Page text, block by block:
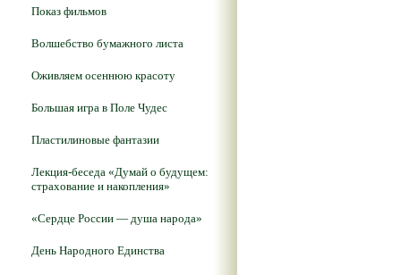
Показ фильмов
Волшебство бумажного листа
Оживляем осеннюю красоту
Большая игра в Поле Чудес
Пластилиновые фантазии
Лекция-беседа «Думай о будущем:
страхование и накопления»
«Сердце России — душа народа»
День Народного Единства